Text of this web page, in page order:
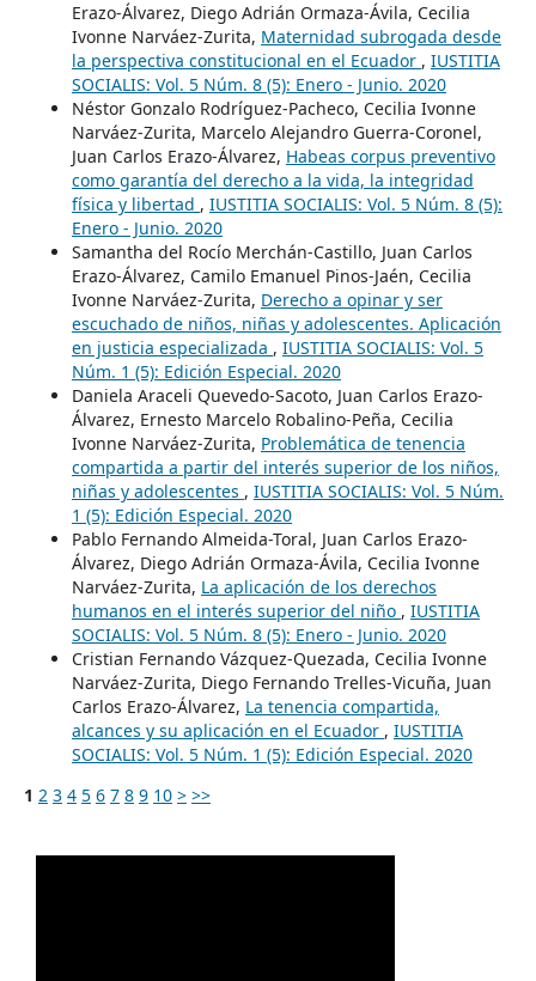
Erazo-Álvarez, Diego Adrián Ormaza-Ávila, Cecilia
Ivonne Narváez-Zurita, Maternidad subrogada desde
la perspectiva constitucional en el Ecuador , IUSTITIA
SOCIALIS: Vol. 5 Núm. 8 (5): Enero - Junio. 2020
Néstor Gonzalo Rodríguez-Pacheco, Cecilia Ivonne
Narváez-Zurita, Marcelo Alejandro Guerra-Coronel,
Juan Carlos Erazo-Álvarez, Habeas corpus preventivo
como garantía del derecho a la vida, la integridad
física y libertad , IUSTITIA SOCIALIS: Vol. 5 Núm. 8 (5):
Enero - Junio. 2020
Samantha del Rocío Merchán-Castillo, Juan Carlos
Erazo-Álvarez, Camilo Emanuel Pinos-Jaén, Cecilia
Ivonne Narváez-Zurita, Derecho a opinar y ser
escuchado de niños, niñas y adolescentes. Aplicación
en justicia especializada , IUSTITIA SOCIALIS: Vol. 5
Núm. 1 (5): Edición Especial. 2020
Daniela Araceli Quevedo-Sacoto, Juan Carlos Erazo-
Álvarez, Ernesto Marcelo Robalino-Peña, Cecilia
Ivonne Narváez-Zurita, Problemática de tenencia
compartida a partir del interés superior de los niños,
niñas y adolescentes , IUSTITIA SOCIALIS: Vol. 5 Núm.
1 (5): Edición Especial. 2020
Pablo Fernando Almeida-Toral, Juan Carlos Erazo-
Álvarez, Diego Adrián Ormaza-Ávila, Cecilia Ivonne
Narváez-Zurita, La aplicación de los derechos
humanos en el interés superior del niño , IUSTITIA
SOCIALIS: Vol. 5 Núm. 8 (5): Enero - Junio. 2020
Cristian Fernando Vázquez-Quezada, Cecilia Ivonne
Narváez-Zurita, Diego Fernando Trelles-Vicuña, Juan
Carlos Erazo-Álvarez, La tenencia compartida,
alcances y su aplicación en el Ecuador , IUSTITIA
SOCIALIS: Vol. 5 Núm. 1 (5): Edición Especial. 2020
1 2 3 4 5 6 7 8 9 10 > >>